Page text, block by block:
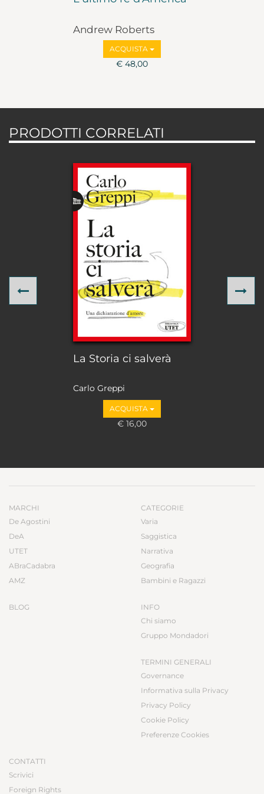
Andrew Roberts
ACQUISTA
€ 48,00
PRODOTTI CORRELATI
La Storia ci salverà
Carlo Greppi
ACQUISTA
€ 16,00
Previous
MARCHI
De Agostini
DeA
UTET
ABraCadabra
AMZ
BLOG
CATEGORIE
Varia
Saggistica
Narrativa
Geografia
Bambini e Ragazzi
INFO
Chi siamo
Gruppo Mondadori
TERMINI GENERALI
Governance
Informativa sulla Privacy
Privacy Policy
Cookie Policy
Preferenze Cookies
CONTATTI
Scrivici
Foreign Rights